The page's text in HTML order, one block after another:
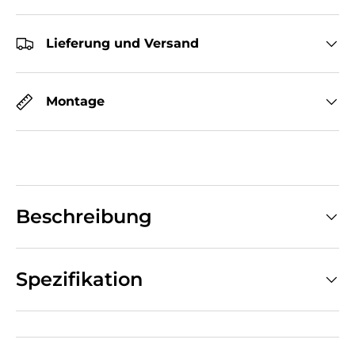
Lieferung und Versand
Montage
Beschreibung
Spezifikation